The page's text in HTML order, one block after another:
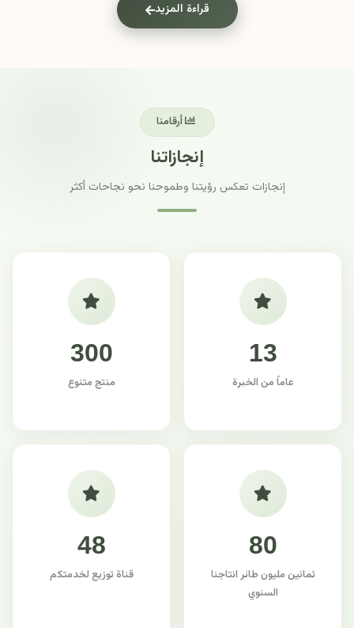
قراءة المزيد
أرقامنا
إنجازاتنا
إنجازات تعكس رؤيتنا وطموحنا نحو نجاحات أكثر
13
عاماً من الخبرة
300
منتج متنوع
80
ثمانين مليون طائر انتاجنا
السنوي
48
قناة توزيع لخدمتكم